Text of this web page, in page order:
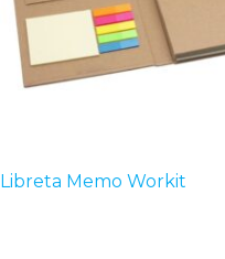
Libreta Memo Workit